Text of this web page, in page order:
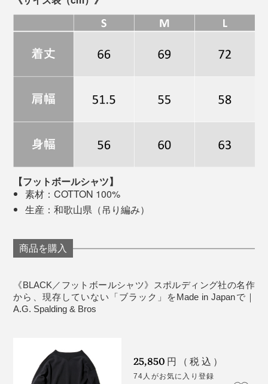
●脇下ガゼット
上げ下げも快適。こちらもヴィンテージから再現したデ
●ネームタグ
大量生産されたそれとは比べものにならないほど、心地
ほど、着込むほど、やわらかく馴染みます。
袖や裾のリブ部分もサイドの切り替えがない吊り編み仕上げ
ハリがあって型崩れしにくいのに、しなやかな肌触り。
ない着心地です。
1937〜1938 FALL & WINTER CATALOG
値で取引されていますが、その中でも特に人気なのが
A.G. Spalding & Bros製のものと言われています。1920
年代のヴィンテージともなると、悠に30万円は超えてく
【フットボールシャツ】
素材：COTTON 100%
生産：和歌山県（吊り編み）
商品を購入
《BLACK／フットボールシャツ》スポルディング社の名作
から、現存していない「ブラック」をMade in Japanで｜
A.G. Spalding & Bros
25,850 円（税込）
74人がお気に入り登録